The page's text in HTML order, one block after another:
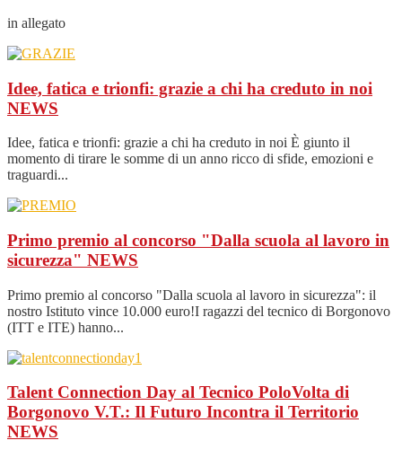
in allegato
Idee, fatica e trionfi: grazie a chi ha creduto in noi
NEWS
Idee, fatica e trionfi: grazie a chi ha creduto in noi È giunto il
momento di tirare le somme di un anno ricco di sfide, emozioni e
traguardi...
Primo premio al concorso "Dalla scuola al lavoro in
sicurezza" NEWS
Primo premio al concorso "Dalla scuola al lavoro in sicurezza": il
nostro Istituto vince 10.000 euro!I ragazzi del tecnico di Borgonovo
(ITT e ITE) hanno...
Talent Connection Day al Tecnico PoloVolta di
Borgonovo V.T.: Il Futuro Incontra il Territorio
NEWS